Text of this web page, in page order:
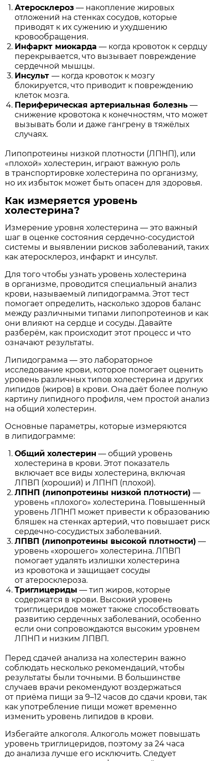
Атеросклероз — накопление жировых
отложений на стенках сосудов, которые
приводят к их сужению и ухудшению
кровообращения.
Инфаркт миокарда — когда кровоток к сердцу
перекрывается, что вызывает повреждение
сердечной мышцы.
Инсульт— когда кровоток к мозгу
блокируется, что приводит к повреждению
клеток мозга.
Периферическая артериальная болезнь —
снижение кровотока к конечностям, что может
вызывать боли и даже гангрену в тяжёлых
случаях.
Липопротеины низкой плотности (ЛПНП), или
«плохой» холестерин, играют важную роль
в транспортировке холестерина по организму,
но их избыток может быть опасен для здоровья.
Как измеряется уровень
холестерина?
Измерение уровня холестерина — это важный
шаг в оценке состояния сердечно-сосудистой
системы и выявлении рисков заболеваний, таких
как атеросклероз, инфаркт и инсульт.
Для того чтобы узнать уровень холестерина
в организме, проводится специальный анализ
крови, называемый липидограмма. Этот тест
помогает определить, насколько здоров баланс
между различными типами липопротеинов и как
они влияют на сердце и сосуды. Давайте
разберём, как происходит этот процесс и что
означают результаты.
Липидограмма — это лабораторное
исследование крови, которое помогает оценить
уровень различных типов холестерина и других
липидов (жиров) в крови. Она даёт более полную
картину липидного профиля, чем простой анализ
на общий холестерин.
Основные параметры, которые измеряются
в липидограмме:
Общий холестерин — общий уровень
холестерина в крови. Этот показатель
включает все виды холестерина, включая
ЛПВП (хороший) и ЛПНП (плохой).
ЛПНП (липопротеины низкой плотности) —
уровень «плохого» холестерина. Повышенный
уровень ЛПНП может привести к образованию
бляшек на стенках артерий, что повышает риск
сердечно-сосудистых заболеваний.
ЛПВП (липопротеины высокой плотности) —
уровень «хорошего» холестерина. ЛПВП
помогает удалять излишки холестерина
из кровотока и защищает сосуды
от атеросклероза.
Триглицериды — тип жиров, которые
содержатся в крови. Высокий уровень
триглицеридов может также способствовать
развитию сердечных заболеваний, особенно
если они сопровождаются высоким уровнем
ЛПНП и низким ЛПВП.
Перед сдачей анализа на холестерин важно
соблюдать несколько рекомендаций, чтобы
результаты были точными. В большинстве
случаев врачи рекомендуют воздержаться
от приёма пищи за 9–12 часов до сдачи крови, так
как употребление пищи может временно
изменить уровень липидов в крови.
Избегайте алкоголя. Алкоголь может повышать
уровень триглицеридов, поэтому за 24 часа
до анализа лучше его исключить. Следует